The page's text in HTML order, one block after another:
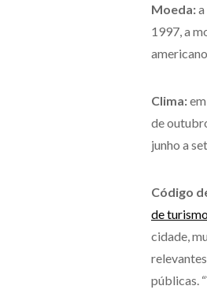
Moeda:
1997, a
Clima:
de
junho a
Código
de
cidade,
públicas.